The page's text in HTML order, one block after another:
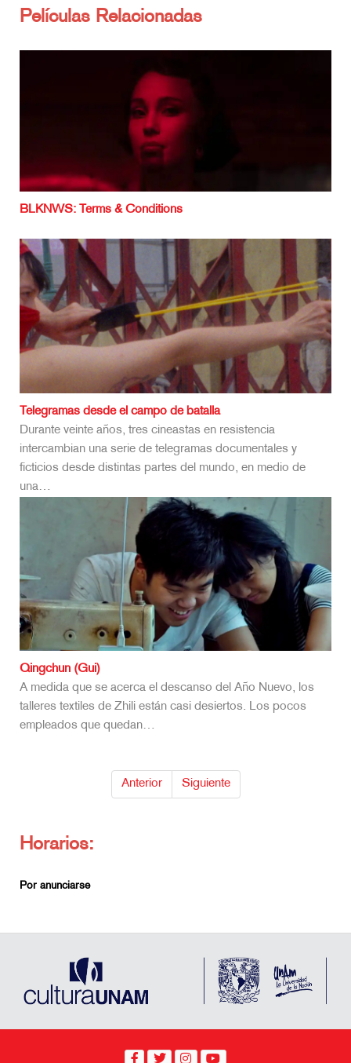
Películas Relacionadas
BLKNWS: Terms & Conditions
Telegramas desde el campo de batalla
Durante veinte años, tres cineastas en resistencia
intercambian una serie de telegramas documentales y
ficticios desde distintas partes del mundo, en medio de
una…
Qingchun (Gui)
A medida que se acerca el descanso del Año Nuevo, los
talleres textiles de Zhili están casi desiertos. Los pocos
empleados que quedan…
Anterior Siguiente
Horarios:
Por anunciarse